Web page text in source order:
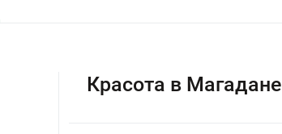
Красота в Магадане